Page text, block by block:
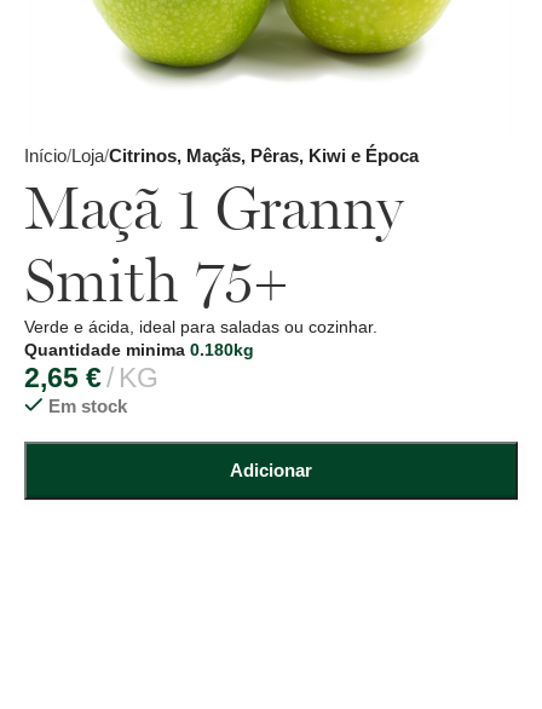
Início Loja Citrinos, Maçãs, Pêras, Kiwi e Época
Maçã 1 Granny
Smith 75+
Verde e ácida, ideal para saladas ou cozinhar.
Quantidade minima 0.180kg
2,65 € KG
Em stock
Adicionar